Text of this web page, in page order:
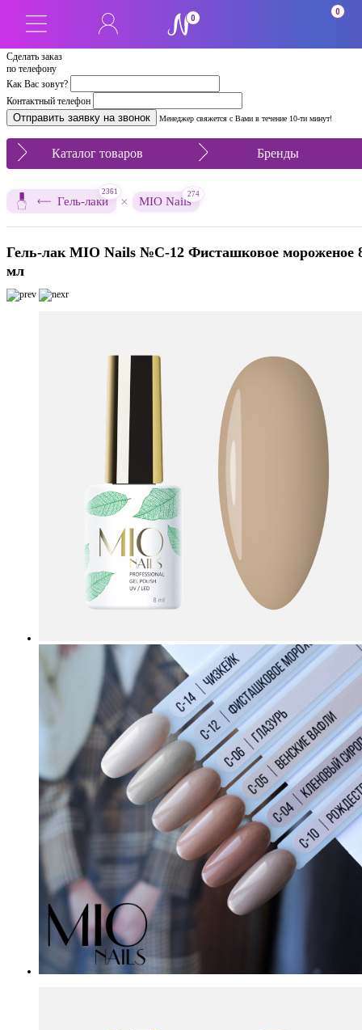
Сделать заказ
по телефону
Как Вас зовут?
Контактный телефон
Менеджер свяжется с Вами в течение 10-ти минут!
0
0
Каталог товаров Бренды
Гель-лаки
2361
× MIO Nails
274
Гель-лак MIO Nails №C-12 Фисташковое мороженое
мл